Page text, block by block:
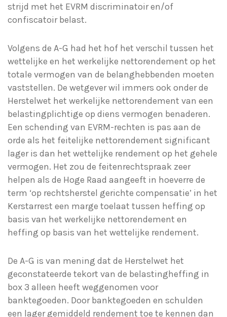
strijd met het EVRM discriminatoir en/of
confiscatoir belast.
Volgens de A-G had het hof het verschil tussen het
wettelijke en het werkelijke nettorendement op het
totale vermogen van de belanghebbenden moeten
vaststellen. De wetgever wil immers ook onder de
Herstelwet het werkelijke nettorendement van een
belastingplichtige op diens vermogen benaderen.
Een schending van EVRM-rechten is pas aan de
orde als het feitelijke nettorendement significant
lager is dan het wettelijke rendement op het gehele
vermogen. Het zou de feitenrechtspraak zeer
helpen als de Hoge Raad aangeeft in hoeverre de
term ‘op rechtsherstel gerichte compensatie’ in het
Kerstarrest een marge toelaat tussen heffing op
basis van het werkelijke nettorendement en
heffing op basis van het wettelijke rendement.
De A-G is van mening dat de Herstelwet het
geconstateerde tekort van de belastingheffing in
box 3 alleen heeft weggenomen voor
banktegoeden. Door banktegoeden en schulden
een lager gemiddeld rendement toe te kennen dan